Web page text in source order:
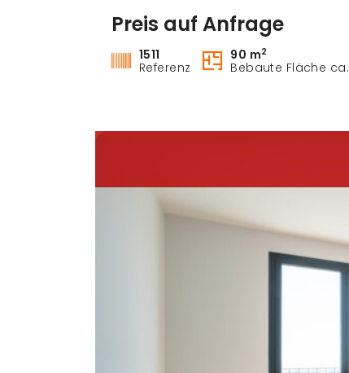
Preis auf Anfrage
1511
Referenz
90 m2
Bebaute Fläche ca.